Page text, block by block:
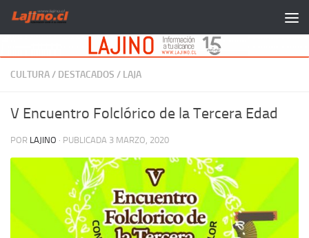
Saltar al contenido
CULTURA/ DESTACADOS / LAJA
V Encuentro Folclórico de la Tercera Edad
POR LAJINO · PUBLICADA 3 MARZO, 2020